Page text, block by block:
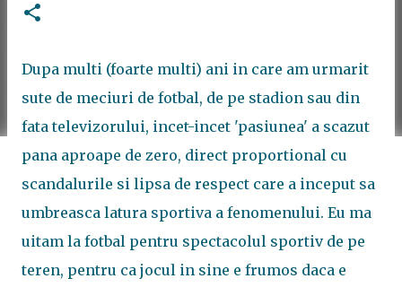
Dupa multi (foarte multi) ani in care am urmarit
sute de meciuri de fotbal, de pe stadion sau din
fata televizorului, incet-incet 'pasiunea' a scazut
pana aproape de zero, direct proportional cu
scandalurile si lipsa de respect care a inceput sa
umbreasca latura sportiva a fenomenului. Eu ma
uitam la fotbal pentru spectacolul sportiv de pe
teren, pentru ca jocul in sine e frumos daca e